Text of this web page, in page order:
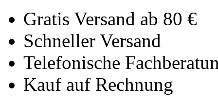
Gratis Versand ab 80 €
Schneller Versand
Telefonische
Kauf auf Rechnung